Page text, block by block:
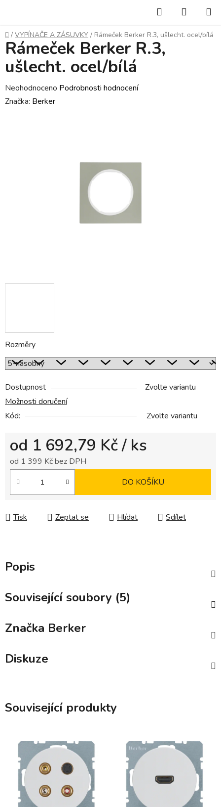
obsah
Hledat
KOŠÍK
Domů
/ VYPÍNAČE A ZÁSUVKY / Rámeček Berker R.3, ušlecht. ocel/bílá
Rozměry
Dostupnost
Zvolte variantu
Možnosti doručení
Kód:
Zvolte variantu
od 1 692,79 Kč/ ks
od 1 399 Kčbez DPH
DO KOŠÍKU
Tisk Zeptat se Hlídat Sdílet
Rámeček Berker R.3,
ušlecht. ocel/bílá
Průměrné
hodnocení
Neohodnoceno Podrobnosti hodnocení
Značka: Berker
Popis
Související soubory (5)
Značka Berker
Diskuze
Související produkty